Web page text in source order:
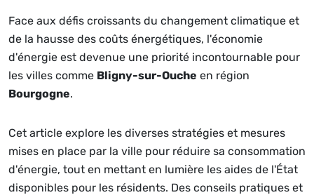
Face aux défis croissants du changement climatique et
de la hausse des coûts énergétiques, l'économie
d'énergie est devenue une priorité incontournable pour
les villes comme Bligny-sur-Ouche en région
Bourgogne.
Cet article explore les diverses stratégies et mesures
mises en place par la ville pour réduire sa consommation
d'énergie, tout en mettant en lumière les aides de l'État
disponibles pour les résidents. Des conseils pratiques et